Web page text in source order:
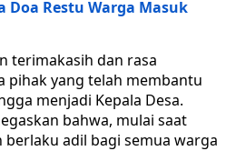
Doa Restu Warga Masuk
terimakasih dan rasa
pihak yang telah membantu
menjadi Kepala Desa.
bahwa, mulai saat
adil bagi semua warga